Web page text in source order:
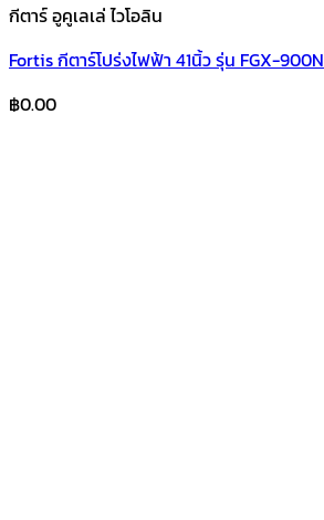
กีตาร์ อูคูเลเล่ ไวโอลิน
Fortis กีตาร์โปร่งไฟฟ้า 41นิ้ว รุ่น FGX-900N
฿0.00